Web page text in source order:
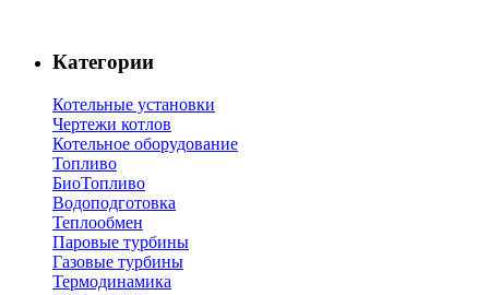
Категории
Котельные установки
Чертежи котлов
Котельное оборудование
Топливо
БиоТопливо
Водоподготовка
Теплообмен
Паровые турбины
Газовые турбины
Термодинамика